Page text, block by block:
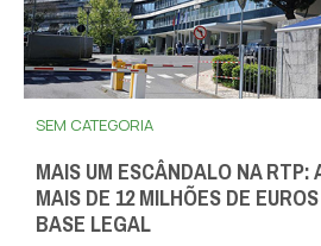
SEM CATEGORIA
MAIS UM ESCÂNDALO NA
MAIS DE 12 MILHÕES DE
BASE LEGAL